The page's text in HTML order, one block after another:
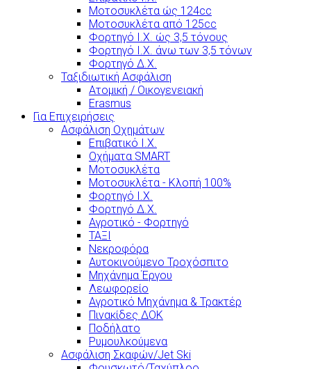
Μοτοσυκλέτα ώς 124cc
Μοτοσυκλέτα από 125cc
Φορτηγό Ι.Χ. ώς 3,5 τόνους
Φορτηγό Ι.Χ. άνω των 3,5 τόνων
Φορτηγό Δ.Χ.
Ταξιδιωτική Ασφάλιση
Ατομική / Οικογενειακή
Erasmus
Για Επιχειρήσεις
Ασφάλιση Οχημάτων
Επιβατικό Ι.Χ.
Οχήματα SMART
Μοτοσυκλέτα
Μοτοσυκλέτα - Κλοπή 100%
Φορτηγό Ι.Χ.
Φορτηγό Δ.Χ.
Αγροτικό - Φορτηγό
ΤΑΞΙ
Νεκροφόρα
Αυτοκινούμενο Τροχόσπιτο
Μηχάνημα Έργου
Λεωφορείο
Αγροτικό Μηχάνημα & Τρακτέρ
Πινακίδες ΔΟΚ
Ποδήλατο
Ρυμουλκούμενα
Ασφάλιση Σκαφών/Jet Ski